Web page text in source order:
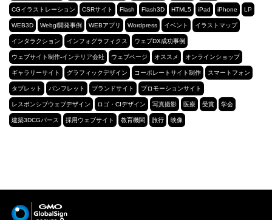
CGイラストレーション CSRサイト Flash Flash3D HTML5 iPad iPhone LP
WEB3D Webgl開発事例 WEBアプリ Wordpress イベント イラストマップ
インタラクション インフォグラフィクス ウェブDX成功事例
ウェブサイト制作-インテリア会社 ウェブページ オススメ オンラインショップ
ギャラリーサイト グラフィックデザイン コーポレートサイト制作 スマートフォン
タブレット パンフレット ブランドサイト プロモーションサイト
レスポンシブウェブデザイン ロゴ・CIデザイン 写真撮影 医療 受賞 学会
建築3DCGパース 採用ウェブサイト 教育機関 旅行 映像